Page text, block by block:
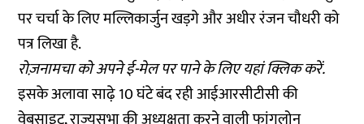
पर चर्चा के लिए मल्लिकार्जुन खड़गे और अधीर रंजन चौधरी को
पत्र लिखा है.
रोज़नामचा को अपने ई-मेल पर पाने के लिएयहांक्लिक करें.
इसके अलावा साढ़े 10 घंटे बंद रही आईआरसीटीसी की